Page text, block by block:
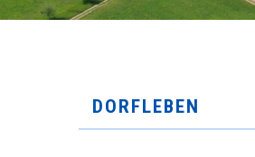
SUBNAVIGATION
DORFLEBEN